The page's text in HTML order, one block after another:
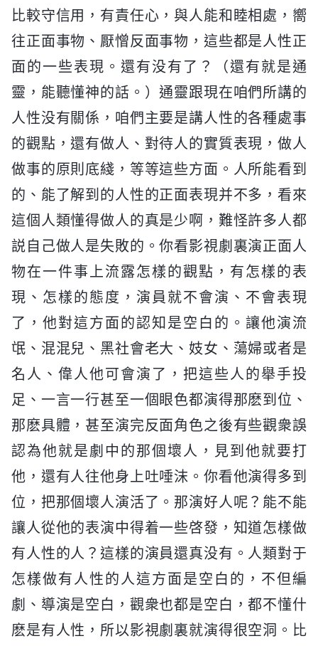
比較守信用，有責任心，與人能和睦相處，嚮
往正面事物、厭憎反面事物，這些都是人性正
面的一些表現。還有没有了？（還有就是通
靈，能聽懂神的話。）通靈跟現在咱們所講的
人性没有關係，咱們主要是講人性的各種處事
的觀點，還有做人、對待人的實質表現，做人
做事的原則底綫，等等這些方面。人所能看到
的、能了解到的人性的正面表現并不多，看來
這個人類懂得做人的真是少啊，難怪許多人都
説自己做人是失敗的。你看影視劇裏演正面人
物在一件事上流露怎樣的觀點，有怎樣的表
現、怎樣的態度，演員就不會演、不會表現
了，他對這方面的認知是空白的。讓他演流
氓、混混兒、黑社會老大、妓女、蕩婦或者是
名人、偉人他可會演了，把這些人的舉手投
足、一言一行甚至一個眼色都演得那麽到位、
那麽具體，甚至演完反面角色之後有些觀衆誤
認為他就是劇中的那個壞人，見到他就要打
他，還有人往他身上吐唾沫。你看他演得多到
位，把那個壞人演活了。那演好人呢？能不能
讓人從他的表演中得着一些啓發，知道怎樣做
有人性的人？這樣的演員還真没有。人類對于
怎樣做有人性的人這方面是空白的，不但編
劇、導演是空白，觀衆也都是空白，都不懂什
麽是有人性，所以影視劇裏就演得很空洞。比